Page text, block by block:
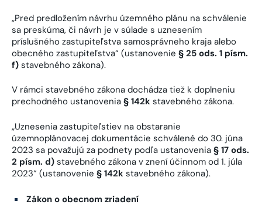
„Pred predložením návrhu územného plánu na schválenie
sa preskúma, či návrh je v súlade s uznesením
príslušného zastupiteľstva samosprávneho kraja alebo
obecného zastupiteľstva“ (ustanovenie § 25 ods. 1 písm.
f) stavebného zákona).
V rámci stavebného zákona dochádza tiež k doplneniu
prechodného ustanovenia § 142k stavebného zákona.
„Uznesenia zastupiteľstiev na obstaranie
územnoplánovacej dokumentácie schválené do 30. júna
2023 sa považujú za podnety podľa ustanovenia § 17 ods.
2 písm. d) stavebného zákona v znení účinnom od 1. júla
2023“ (ustanovenie § 142k stavebného zákona).
Zákon o obecnom zriadení